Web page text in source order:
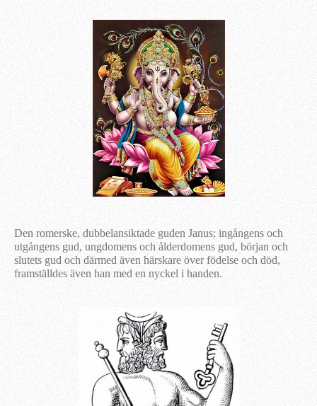
Den romerske, dubbelansiktade guden Janus; ingångens och
utgångens gud, ungdomens och ålderdomens gud, början och
slutets gud och därmed även härskare över födelse och död,
framställdes även han med en nyckel i handen.